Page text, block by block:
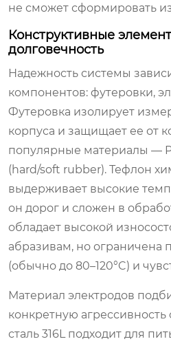
не сможет сформировать
Конструктивные
долговечность
Надежность системы
компонентов: футеровки,
Футеровка изолирует
корпуса и защищает ее от
популярные материалы —
(hard/soft rubber). Тефлон
выдерживает высокие
он дорог и сложен в
обладает высокой
абразивам, но ограничена
(обычно до 80–120°C) и
Материал электродов
конкретную
сталь 316L подходит для